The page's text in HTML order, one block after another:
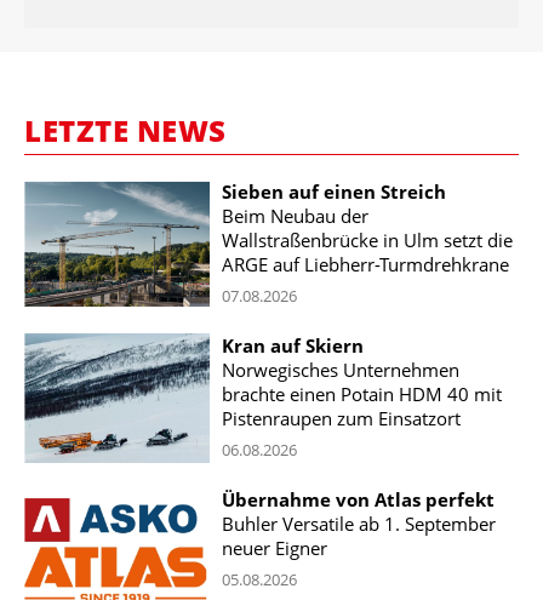
LETZTE NEWS
Sieben auf einen Streich
Beim Neubau der
Wallstraßenbrücke in Ulm setzt die
ARGE auf Liebherr-Turmdrehkrane
07.08.2026
Kran auf Skiern
Norwegisches Unternehmen
brachte einen Potain HDM 40 mit
Pistenraupen zum Einsatzort
06.08.2026
Übernahme von Atlas perfekt
Buhler Versatile ab 1. September
neuer Eigner
05.08.2026